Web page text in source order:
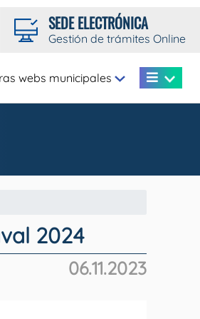
SEDE ELECTRÓNICA
Gestión de trámites Online
webs municipales
2024
06.11.2023